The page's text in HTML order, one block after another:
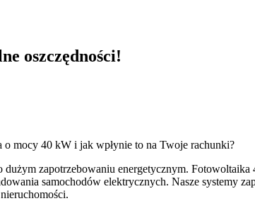
oszczędności!
mocy 40 kW i jak wpłynie to na Twoje rachunki?
zapotrzebowaniu energetycznym.
samochodów elektrycznych. Nasze systemy